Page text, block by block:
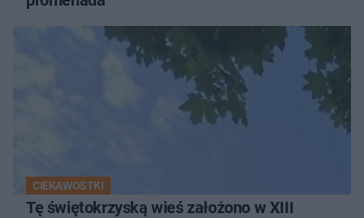
CIEKAWOSTKI
Tę świętokrzyską wieś założono w XIII